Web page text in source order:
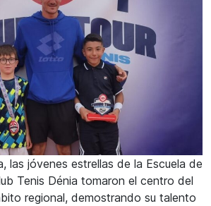
las jóvenes estrellas de la Escuela de
Tenis Dénia tomaron el centro del
regional, demostrando su talento